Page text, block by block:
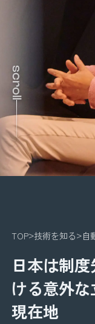
TOP 技術を知る
日本は制
ける意外
現在地
scroll